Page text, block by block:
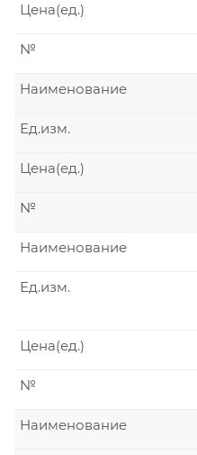
Цена(ед.)
№
Наименование
Ед.изм.
Цена(ед.)
№
Наименование
Ед.изм.
Цена(ед.)
№
Наименование